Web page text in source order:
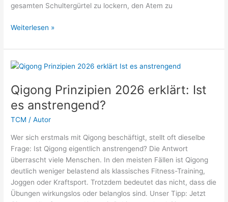
gesamten Schultergürtel zu lockern, den Atem zu
Qigong-
erklärt
2026:
„Rudern
dem
See“
Weiterlesen »
Qigong Prinzipien 2026 erklärt: Ist
es anstrengend?
TCM /Autor
Wer sich erstmals mit Qigong beschäftigt, stellt oft dieselbe
Frage: Ist Qigong eigentlich anstrengend? Die Antwort
überrascht viele Menschen. In den meisten Fällen ist Qigong
deutlich weniger belastend als klassisches Fitness-Training,
Joggen oder Kraftsport. Trotzdem bedeutet das nicht, dass die
Übungen wirkungslos oder belanglos sind. Unser Tipp: Jetzt